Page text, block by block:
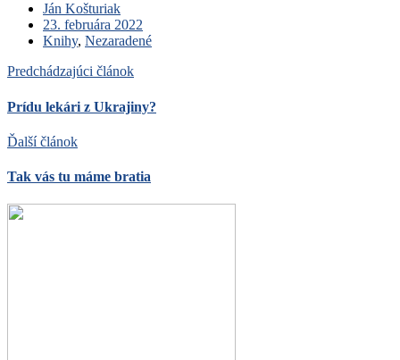
Ján Košturiak
23. februára 2022
Knihy, Nezaradené
Predchádzajúci článok
Prídu lekári z Ukrajiny?
Ďalší článok
Tak vás tu máme bratia